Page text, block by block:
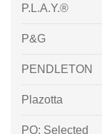
P.L.A.Y.®
P&G
PENDLETON
Plazotta
PO: Selected